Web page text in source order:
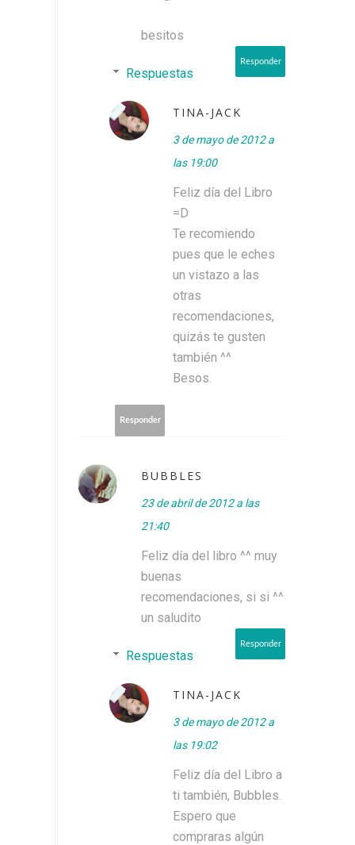
besitos
Responder
Respuestas
TINA-JACK
3 de mayo de 2012 a
las 19:00
Feliz día del Libro
=D
Te recomiendo
pues que le eches
un vistazo a las
otras
recomendaciones,
quizás te gusten
también ^^
Besos.
Responder
BUBBLES
23 de abril de 2012 a las
21:40
Feliz día del libro ^^ muy
buenas
recomendaciones, si si ^^
un saludito
Responder
Respuestas
TINA-JACK
3 de mayo de 2012 a
las 19:02
Feliz día del Libro a
ti también, Bubbles.
Espero que
compraras algún